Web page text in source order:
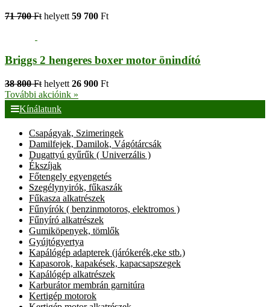
71 700 Ft helyett 59 700 Ft
Briggs 2 hengeres boxer motor önindító
38 800 Ft helyett 26 900 Ft
További akcióink »
Kínálatunk
Csapágyak, Szimeringek
Damilfejek, Damilok, Vágótárcsák
Dugattyú gyűrűk ( Univerzális )
Ékszíjak
Főtengely egyengetés
Szegélynyirók, fűkaszák
Fűkasza alkatrészek
Fűnyírók ( benzinmotoros, elektromos )
Fűnyíró alkatrészek
Gumiköpenyek, tömlők
Gyújtógyertya
Kapálógép adapterek (járókerék,eke stb.)
Kapasorok, kapakések, kapacsapszegek
Kapálógép alkatrészek
Karburátor membrán garnitúra
Kertigép motorok